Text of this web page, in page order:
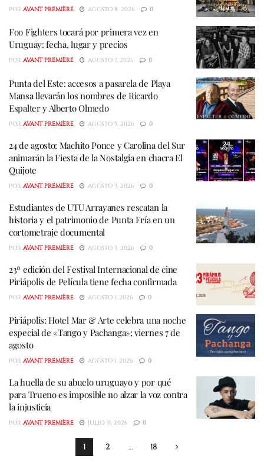
POR AVANT PREMIÈRE AGOSTO 8, 2026 0
Foo Fighters tocará por primera vez en
Uruguay: fecha, lugar y precios
POR AVANT PREMIÈRE AGOSTO 7, 2026 0
Punta del Este: accesos a pasarela de Playa
Mansa llevarán los nombres de Ricardo
Espalter y Alberto Olmedo
POR AVANT PREMIÈRE AGOSTO 5, 2026 0
24 de agosto: Machito Ponce y Carolina del Sur
animarán la Fiesta de la Nostalgia en chacra El
Quijote
POR AVANT PREMIÈRE AGOSTO 3, 2026 0
Estudiantes de UTU Arrayanes rescatan la
historia y el patrimonio de Punta Fría en un
cortometraje documental
POR AVANT PREMIÈRE AGOSTO 3, 2026 0
23ª edición del Festival Internacional de cine
Piriápolis de Película tiene fecha confirmada
POR AVANT PREMIÈRE AGOSTO 1, 2026 0
Piriápolis: Hotel Mar & Arte celebra una noche
especial de «Tango y Pachanga»; viernes 7 de
agosto
POR AVANT PREMIÈRE AGOSTO 1, 2026 0
La huella de su abuelo uruguayo y por qué
para Trueno es imposible no alzar la voz contra
la injusticia
POR AVANT PREMIÈRE JULIO 31, 2026 0
1 2 … 18